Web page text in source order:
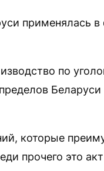
применялась
по
Беларуси
которые
прочего это